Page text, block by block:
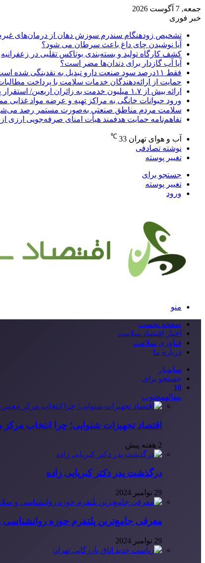
جمعه, 7 آگوست 2026
خبر فوری
تشخیص زودهنگام سندرم سوزش دهان از درمان‌های
آیا نوشیدن چای داغ باعث سرطان می شود؟
کشف کارگاه تولید و بسته‌بندی بوتاکس تقلبی در زعفرانیه
آیا آب گازدار برای دندان‌ها مضر است؟
فقط ۱۱‌درصد سود صنعت دارو تبدیل به نقدینگی شده است
حمایت از ارائه‌دهندگان خدمات سلامت با پرداخت
ارائه بیش از ۱.۷ میلیون خدمت به زائران اربعین/ استقرار پزشک خانواده در ۶۴ شهرستان
ورود حیوانات خانگی به مراکز تهیه و عرضه مواد غذایی
سلامت مردم مناطق صنعتی به‌صورت مستمر رصد
تفاهم‌نامه حمایت هدفمند هیأت امنای صرفه‌جویی ارزی
آب و هوای تهران 33
℃
نوشته تصادفی
تغییر پوسته
جستجو برای
تغییر پوسته
ورود
منو
صفحه نخست
اخبار اقتصاد سلامت
فناوری سلامت
درباره ما
سایدبار
جستجو برای
10
مقالهمحبوب
اقتصاد تجهیزات شنوایی؛ چرا انتخاب
2 هفته پیش
درگذشت پدر دکتر کبریایی زاده
29 نوامبر 2024
معرفی جامع‌ترین پلتفرم حوزه
29 نوامبر 2024